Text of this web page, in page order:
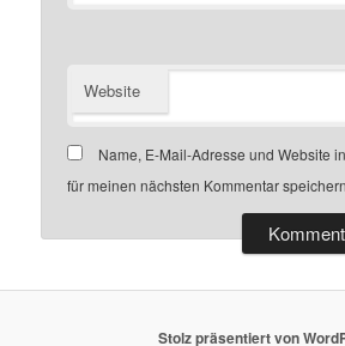
Website
Name, E-Mail-Adresse und Website
für meinen nächsten Kommentar
Stolz präsentiert von